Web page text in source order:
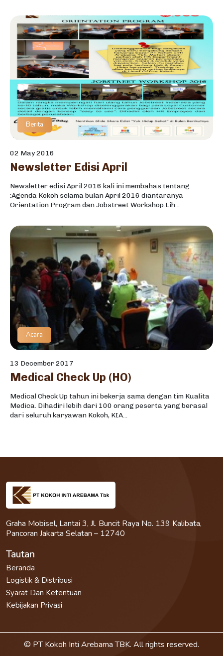
Berita
02 May 2016
Newsletter Edisi April
Newsletter edisi April 2016 kali ini membahas tentang
:Agenda Kokoh selama bulan April 2016 diantaranya
Orientation Program dan Jobstreet Workshop.Lih...
Acara
13 December 2017
Medical Check Up (HO)
Medical Check Up tahun ini bekerja sama dengan tim Kualita
Medica. Dihadiri lebih dari 100 orang peserta yang berasal
dari seluruh karyawan Kokoh, KIA...
Graha Mobisel, Lantai 3, Jl. Buncit Raya No. 139 Kalibata,
Pancoran Jakarta Selatan – 12740
Tautan
Beranda
Logistik & Distribusi
Syarat Dan Ketentuan
Kebijakan Privasi
© PT Kokoh Inti Arebama TBK. All rights reserved.